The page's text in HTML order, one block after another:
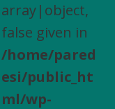
array|object,
false given in
/home/pared
esi/public_ht
ml/wp-